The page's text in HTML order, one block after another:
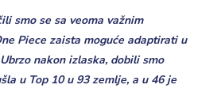
smo se sa veoma važnim
Piece zaista moguće adaptirati u
nakon izlaska, dobili smo
u Top 10 u 93 zemlje, a u 46 je